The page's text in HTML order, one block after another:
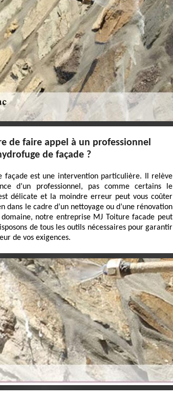
de faire appel à un professionnel
de façade ?
façade est une intervention particulière. Il relève
d’un professionnel, pas comme certains le
délicate et la moindre erreur peut vous coûter
dans le cadre d’un nettoyage ou d’une rénovation
notre entreprise MJ Toiture facade peut
de tous les outils nécessaires pour garantir
de vos exigences.